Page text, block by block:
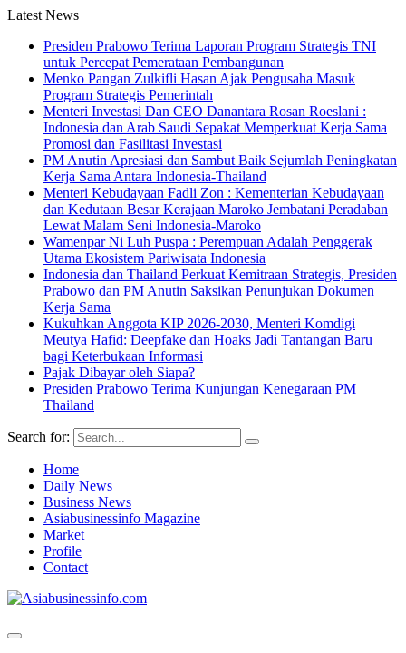
Latest News
Presiden Prabowo Terima Laporan Program Strategis TNI
untuk Percepat Pemerataan Pembangunan
Menko Pangan Zulkifli Hasan Ajak Pengusaha Masuk
Program Strategis Pemerintah
Menteri Investasi Dan CEO Danantara Rosan Roeslani :
Indonesia dan Arab Saudi Sepakat Memperkuat Kerja Sama
Promosi dan Fasilitasi Investasi
PM Anutin Apresiasi dan Sambut Baik Sejumlah Peningkatan
Kerja Sama Antara Indonesia-Thailand
Menteri Kebudayaan Fadli Zon : Kementerian Kebudayaan
dan Kedutaan Besar Kerajaan Maroko Jembatani Peradaban
Lewat Malam Seni Indonesia-Maroko
Wamenpar Ni Luh Puspa : Perempuan Adalah Penggerak
Utama Ekosistem Pariwisata Indonesia
Indonesia dan Thailand Perkuat Kemitraan Strategis, Presiden
Prabowo dan PM Anutin Saksikan Penunjukan Dokumen
Kerja Sama
Kukuhkan Anggota KIP 2026-2030, Menteri Komdigi
Meutya Hafid: Deepfake dan Hoaks Jadi Tantangan Baru
bagi Keterbukaan Informasi
Pajak Dibayar oleh Siapa?
Presiden Prabowo Terima Kunjungan Kenegaraan PM
Thailand
Search for:
Home
Daily News
Business News
Asiabusinessinfo Magazine
Market
Profile
Contact